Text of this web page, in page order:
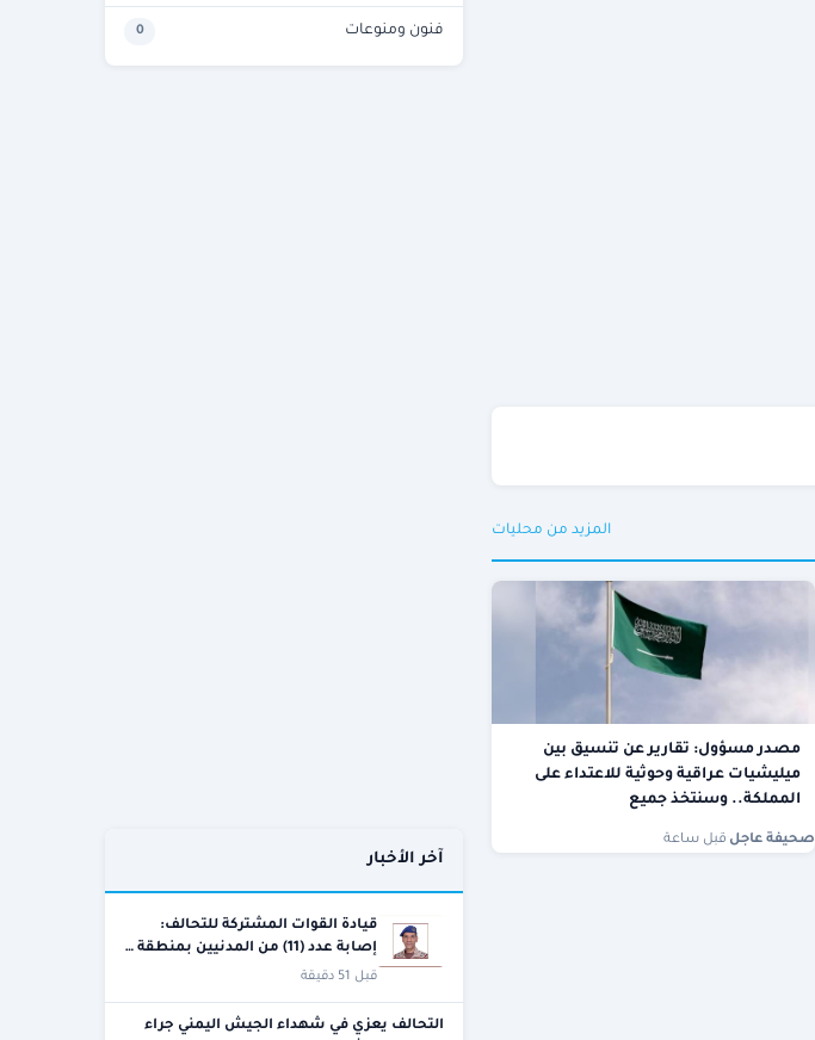
المزيد من محليات
مصدر مسؤول: تقارير عن تنسيق بين
ميليشيات عراقية وحوثية للاعتداء على
المملكة.. وسنتخذ جميع
صحيفة عاجل قبل ساعة
فنون ومنوعات 0
آخر الأخبار
قيادة القوات المشتركة للتحالف:
إصابة عدد (11) من المدنيين بمنطقة …
قبل 51 دقيقة
التحالف يعزي في شهداء الجيش اليمني جراء